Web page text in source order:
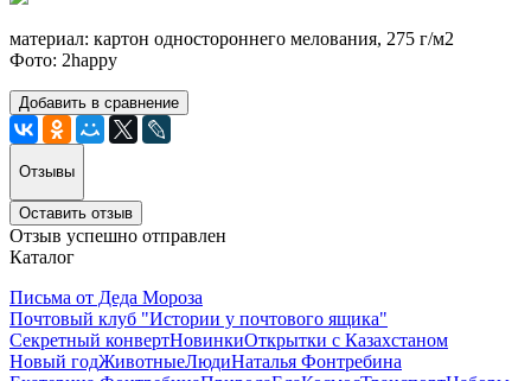
материал: картон одностороннего мелования, 275 г/м2
Фото: 2happy
Добавить в сравнение
Отзывы
Оставить отзыв
Отзыв успешно отправлен
Каталог
Письма от Деда Мороза
Почтовый клуб "Истории у почтового ящика"
Секретный конвертНовинкиОткрытки с Казахстаном
Новый годЖивотныеЛюдиНаталья Фонтребина